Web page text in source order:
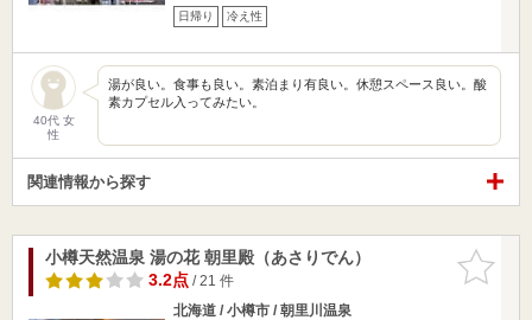
日帰り 冷え性
40代 女
性
湯が良い。食事も良い。素泊まり有良い。休憩スペース良い。酸
素カプセル入ってみたい。
関連情報から探す
お気に入
りに追加
小樽天然温泉 湯の花 朝里殿（あさりでん）
3.2点/ 21 件
北海道 / 小樽市 / 朝里川温泉